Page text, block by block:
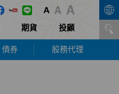
期貨 投顧
債券 股務代理